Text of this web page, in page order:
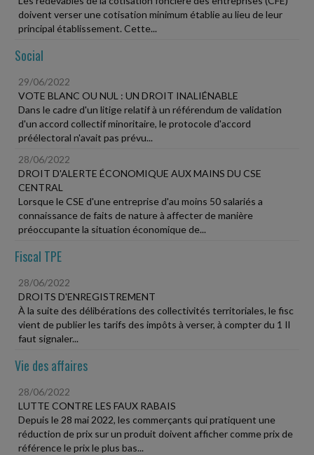
doivent verser une cotisation minimum établie au lieu de leur
principal établissement. Cette...
Social
29/06/2022
VOTE BLANC OU NUL : UN DROIT INALIÉNABLE
Dans le cadre d'un litige relatif à un référendum de validation
d'un accord collectif minoritaire, le protocole d'accord
préélectoral n'avait pas prévu...
28/06/2022
DROIT D'ALERTE ÉCONOMIQUE AUX MAINS DU CSE
CENTRAL
Lorsque le CSE d'une entreprise d'au moins 50 salariés a
connaissance de faits de nature à affecter de manière
préoccupante la situation économique de...
Fiscal TPE
28/06/2022
DROITS D'ENREGISTREMENT
À la suite des délibérations des collectivités territoriales, le fisc
vient de publier les tarifs des impôts à verser, à compter du 1 Il
faut signaler...
Vie des affaires
28/06/2022
LUTTE CONTRE LES FAUX RABAIS
Depuis le 28 mai 2022, les commerçants qui pratiquent une
réduction de prix sur un produit doivent afficher comme prix de
référence le prix le plus bas...